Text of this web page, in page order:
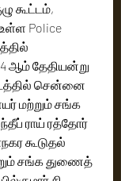
கூட்டம்,
Police
ஆம் தேதியன்று
சென்னை
மற்றும் சங்க
ராய் ரத்தோர்
கூடுதல்
சங்க துணைத்